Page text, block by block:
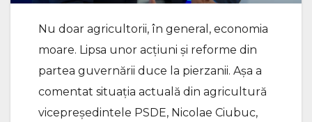
Nu doar agricultorii, în general, economia
moare. Lipsa unor acțiuni și reforme din
partea guvernării duce la pierzanii. Așa a
comentat situația actuală din agricultură
vicepreședintele PSDE, Nicolae Ciubuc,